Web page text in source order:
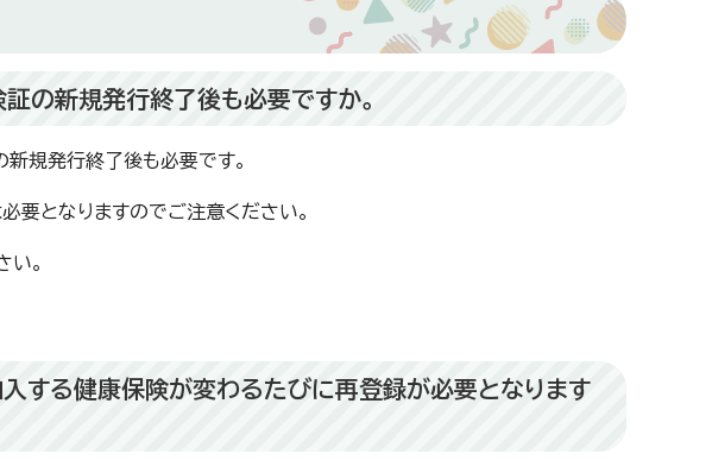
の新規発行終了後も必要ですか。
規発行終了後も必要です。
要となりますのでご注意ください。
。
する健康保険が変わるたびに再登録が必要となります